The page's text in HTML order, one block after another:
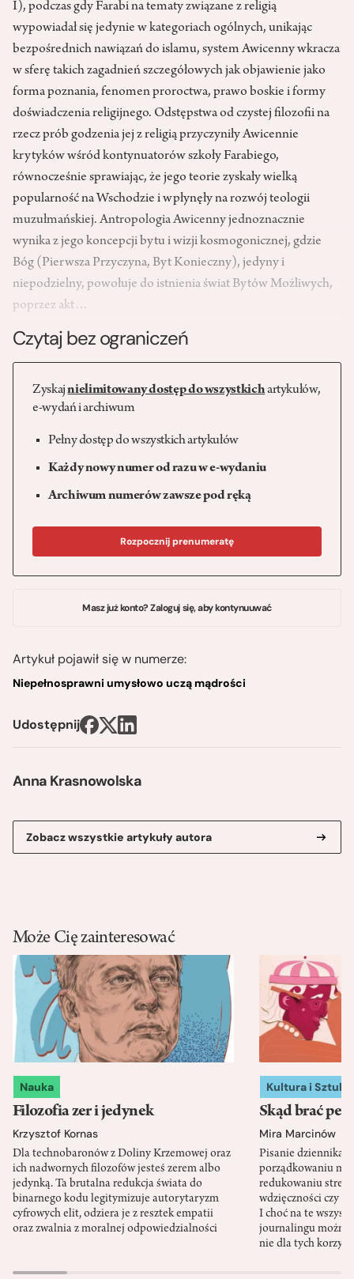
Anna Krasnowolska
Zobacz wszystkie artykuły autora
I), podczas gdy Farabi na tematy związane z religią
wypowiadał się jedynie w kategoriach ogólnych, unikając
bezpośrednich nawiązań do islamu, system Awicenny wkracza
w sferę takich zagadnień szczegółowych jak objawienie jako
forma poznania, fenomen proroctwa, prawo boskie i formy
doświadczenia religijnego. Odstępstwa od czystej filozofii na
rzecz prób godzenia jej z religią przyczyniły Awicennie
krytyków wśród kontynuatorów szkoły Farabiego,
równocześnie sprawiając, że jego teorie zyskały wielką
popularność na Wschodzie i wpłynęły na rozwój teologii
muzułmańskiej. Antropologia Awicenny jednoznacznie
wynika z jego koncepcji bytu i wizji kosmogonicznej, gdzie
Bóg (Pierwsza Przyczyna, Byt Konieczny), jedyny i
niepodzielny, powołuje do istnienia świat Bytów Możliwych,
poprzez akt…
Czytaj bez ograniczeń
Zyskajnielimitowany dostęp do wszystkichartykułów,
e-wydań i archiwum
Pełny dostęp do wszystkich artykułów
Każdy nowy numer od razu w e-wydaniu
Archiwum numerów zawsze pod ręką
Rozpocznij prenumeratę
Masz już konto? Zaloguj się, aby kontynuuwać
Artykuł pojawił się w numerze:
Niepełnosprawni umysłowo uczą mądrości
Udostępnij
Może Cię zainteresować
Nauka
Filozofia zer i jedynek
Krzysztof Kornas
Dla technobaronów z Doliny Krzemowej oraz
ich nadwornych filozofów jesteś zerem albo
jedynką. Ta brutalna redukcja świata do
binarnego kodu legitymizuje autorytaryzm
cyfrowych elit, odziera je z resztek empatii
oraz zwalnia z moralnej odpowiedzialności
Kultura i Sztuka
Skąd brać
Mira Marcinów
Pisanie dziennika
porządkowaniu
redukowaniu
wdzięczności czy
I choć na te
journalingu można
nie dla tych